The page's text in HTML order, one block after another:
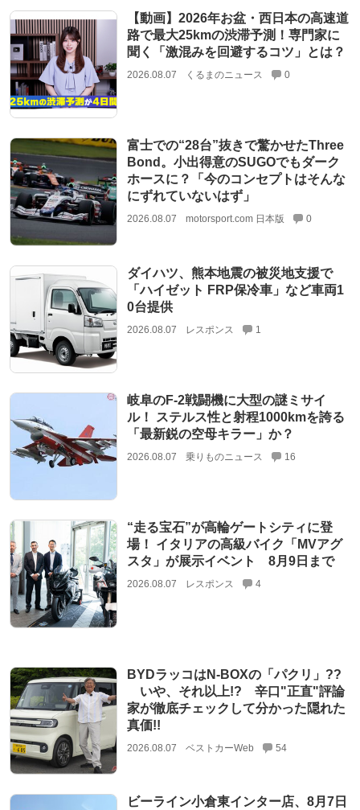
【動画】2026年お盆・西日本の高速道
路で最大25kmの渋滞予測！専門家に
聞く「激混みを回避するコツ」とは？
2026.08.07 くるまのニュース 0
富士での“28台”抜きで驚かせたThree
Bond。小出得意のSUGOでもダーク
ホースに？「今のコンセプトはそんな
にずれていないはず」
2026.08.07 motorsport.com 日本版 0
ダイハツ、熊本地震の被災地支援で
「ハイゼット FRP保冷車」など車両1
0台提供
2026.08.07 レスポンス 1
岐阜のF-2戦闘機に大型の謎ミサイ
ル！ ステルス性と射程1000kmを誇る
「最新鋭の空母キラー」か？
2026.08.07 乗りものニュース 16
“走る宝石”が高輪ゲートシティに登
場！ イタリアの高級バイク「MVアグ
スタ」が展示イベント 8月9日まで
2026.08.07 レスポンス 4
BYDラッコはN-BOXの「パクリ」??
いや、それ以上!? 辛口"正直"評論
家が徹底チェックして分かった隠れた
真価!!
2026.08.07 ベストカーWeb 54
ビーライン小倉東インター店、8月7日